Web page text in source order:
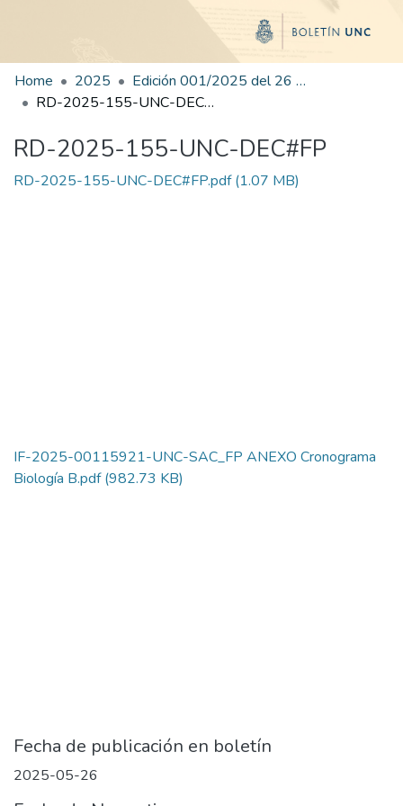
Home 2025
Edición 001/2025 del 26 de mayo de 2025
RD-2025-155-UNC-DEC#FP
RD-2025-155-UNC-DEC#FP
RD-2025-155-UNC-DEC#FP.pdf(1.07 MB)
IF-2025-00115921-UNC-SAC_FP ANEXO Cronograma
Biología B.pdf(982.73 KB)
Fecha de publicación en boletín
2025-05-26